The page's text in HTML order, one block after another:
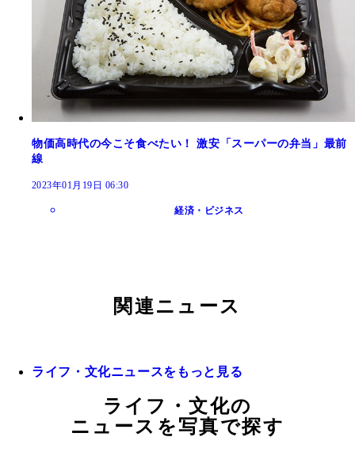
物価高時代の今こそ食べたい！ 激安「スーパーの弁当」最前
線
2023年01月19日 06:30
経済・ビジネス
関連ニュース
ライフ・文化ニュースをもっと見る
ライフ・文化の
ニュースを写真で探す